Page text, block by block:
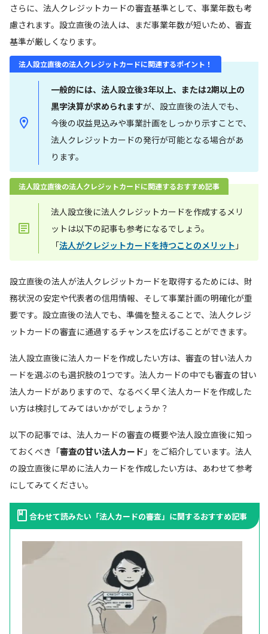
さらに、法人クレジットカードの審査基準として、事業年数も考
慮されます。設立直後の法人は、まだ事業年数が短いため、審査
基準が厳しくなります。
法人設立直後の法人クレジットカードに関連するポイント！
一般的には、法人設立後3年以上、または2期以上の
黒字決算が求められますが、設立直後の法人でも、
今後の収益見込みや事業計画をしっかり示すことで、
法人クレジットカードの発行が可能となる場合があ
ります。
法人設立直後の法人クレジットカードに関連するおすすめ記事
法人設立後に法人クレジットカードを作成するメリ
ットは以下の記事も参考になるでしょう。
「法人がクレジットカードを持つことのメリット 」
設立直後の法人が法人クレジットカードを取得するためには、財
務状況の安定や代表者の信用情報、そして事業計画の明確化が重
要です。設立直後の法人でも、準備を整えることで、法人クレジ
ットカードの審査に通過するチャンスを広げることができます。
法人設立直後に法人カードを作成したい方は、審査の甘い法人カ
ードを選ぶのも選択肢の1つです。法人カードの中でも審査の甘い
法人カードがありますので、なるべく早く法人カードを作成した
い方は検討してみてはいかがでしょうか？
以下の記事では、法人カードの審査の概要や法人設立直後に知っ
ておくべき「審査の甘い法人カード 」をご紹介しています。法人
の設立直後に早めに法人カードを作成したい方は、あわせて参考
にしてみてください。
合わせて読みたい「法人カードの審査」に関するおすすめ記事